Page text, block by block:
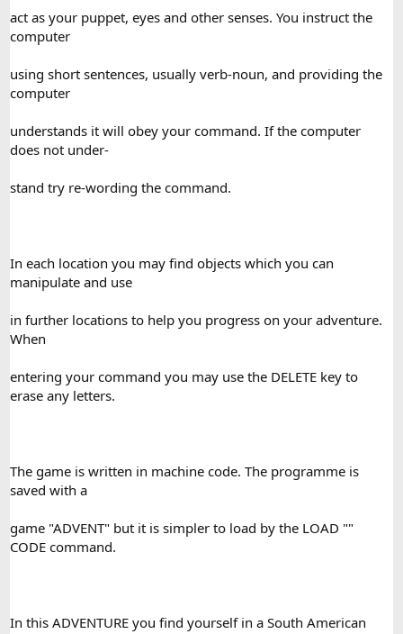
act as your puppet, eyes and other senses. You instruct the
computer
using short sentences, usually verb-noun, and providing the
computer
understands it will obey your command. If the computer
does not under-
stand try re-wording the command.
In each location you may find objects which you can
manipulate and use
in further locations to help you progress on your adventure.
When
entering your command you may use the DELETE key to
erase any letters.
The game is written in machine code. The programme is
saved with a
game "ADVENT" but it is simpler to load by the LOAD ""
CODE command.
In this ADVENTURE you find yourself in a South American